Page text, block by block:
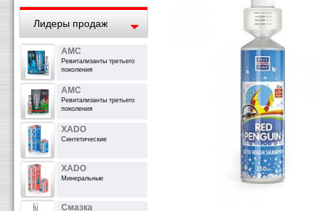
Лидеры продаж
АМС
Ревитализанты третьего
поколения
AMC
Ревитализанты третьего
поколения
XADO
Синтетические
XADO
Минеральные
Смазка